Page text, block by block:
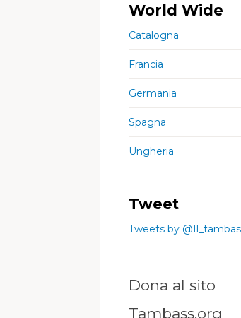
World Wide
Catalogna
Francia
Germania
Spagna
Ungheria
Tweet
Tweets by
Dona al sito
Tambass.org